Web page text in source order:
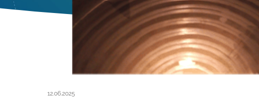
12.06.2025